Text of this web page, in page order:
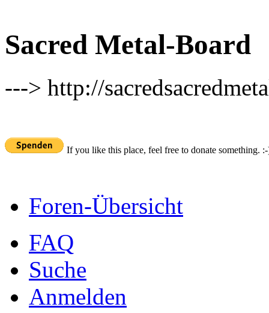
Sacred Metal-Board
---> http://
If you like this place, feel free to donate something.
Foren-Übersicht
FAQ
Suche
Anmelden